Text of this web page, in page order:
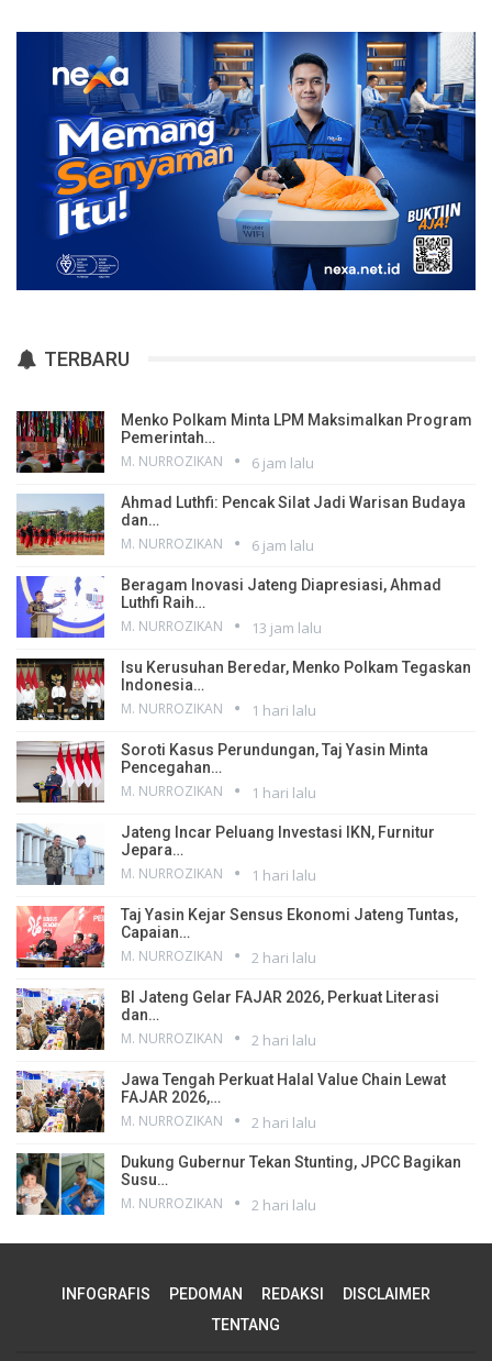
TERBARU
Menko Polkam Minta LPM Maksimalkan Program
Pemerintah…
M. NURROZIKAN 6 jam lalu
Ahmad Luthfi: Pencak Silat Jadi Warisan Budaya
dan…
M. NURROZIKAN 6 jam lalu
Beragam Inovasi Jateng Diapresiasi, Ahmad
Luthfi Raih…
M. NURROZIKAN 13 jam lalu
Isu Kerusuhan Beredar, Menko Polkam Tegaskan
Indonesia…
M. NURROZIKAN 1 hari lalu
Soroti Kasus Perundungan, Taj Yasin Minta
Pencegahan…
M. NURROZIKAN 1 hari lalu
Jateng Incar Peluang Investasi IKN, Furnitur
Jepara…
M. NURROZIKAN 1 hari lalu
Taj Yasin Kejar Sensus Ekonomi Jateng Tuntas,
Capaian…
M. NURROZIKAN 2 hari lalu
BI Jateng Gelar FAJAR 2026, Perkuat Literasi
dan…
M. NURROZIKAN 2 hari lalu
Jawa Tengah Perkuat Halal Value Chain Lewat
FAJAR 2026,…
M. NURROZIKAN 2 hari lalu
Dukung Gubernur Tekan Stunting, JPCC Bagikan
Susu…
M. NURROZIKAN 2 hari lalu
INFOGRAFIS PEDOMAN REDAKSI
DISCLAIMER
TENTANG